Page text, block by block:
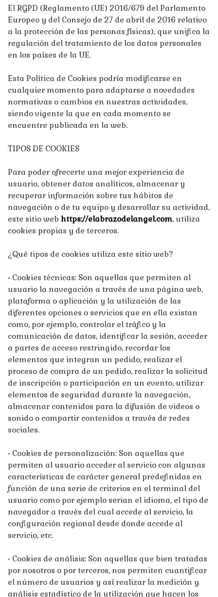
El RGPD (Reglamento (UE) 2016/679 del Parlamento
Europeo y del Consejo de 27 de abril de 2016 relativo
a la protección de las personas físicas), que unifica la
regulación del tratamiento de los datos personales
en los países de la UE.
Esta Política de Cookies podría modificarse en
cualquier momento para adaptarse a novedades
normativas o cambios en nuestras actividades,
siendo vigente la que en cada momento se
encuentre publicada en la web.
TIPOS DE COOKIES
Para poder ofrecerte una mejor experiencia de
usuario, obtener datos analíticos, almacenar y
recuperar información sobre tus hábitos de
navegación o de tu equipo y desarrollar su actividad,
este sitio web https://elabrazodelangel.com, utiliza
cookies propias y de terceros.
¿Qué tipos de cookies utiliza este sitio web?
• Cookies técnicas: Son aquellas que permiten al
usuario la navegación a través de una página web,
plataforma o aplicación y la utilización de las
diferentes opciones o servicios que en ella existan
como, por ejemplo, controlar el tráfico y la
comunicación de datos, identificar la sesión, acceder
a partes de acceso restringido, recordar los
elementos que integran un pedido, realizar el
proceso de compra de un pedido, realizar la solicitud
de inscripción o participación en un evento, utilizar
elementos de seguridad durante la navegación,
almacenar contenidos para la difusión de videos o
sonido o compartir contenidos a través de redes
sociales.
• Cookies de personalización: Son aquellas que
permiten al usuario acceder al servicio con algunas
características de carácter general predefinidas en
función de una serie de criterios en el terminal del
usuario como por ejemplo serian el idioma, el tipo de
navegador a través del cual accede al servicio, la
configuración regional desde donde accede al
servicio, etc.
• Cookies de análisis: Son aquellas que bien tratadas
por nosotros o por terceros, nos permiten cuantificar
el número de usuarios y así realizar la medición y
análisis estadístico de la utilización que hacen los